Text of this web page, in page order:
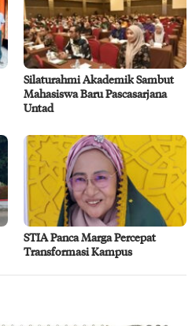
Silaturahmi Akademik Sambut
Mahasiswa Baru Pascasarjana
Untad
STIA Panca Marga Percepat
Transformasi Kampus